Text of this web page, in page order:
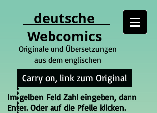
deutsche
Webcomics
Originale und Übersetzungen
aus dem englischen
Carry on, link zum Original
Im gelben Feld Zahl eingeben, dann
Enter. Oder auf die Pfeile klicken.